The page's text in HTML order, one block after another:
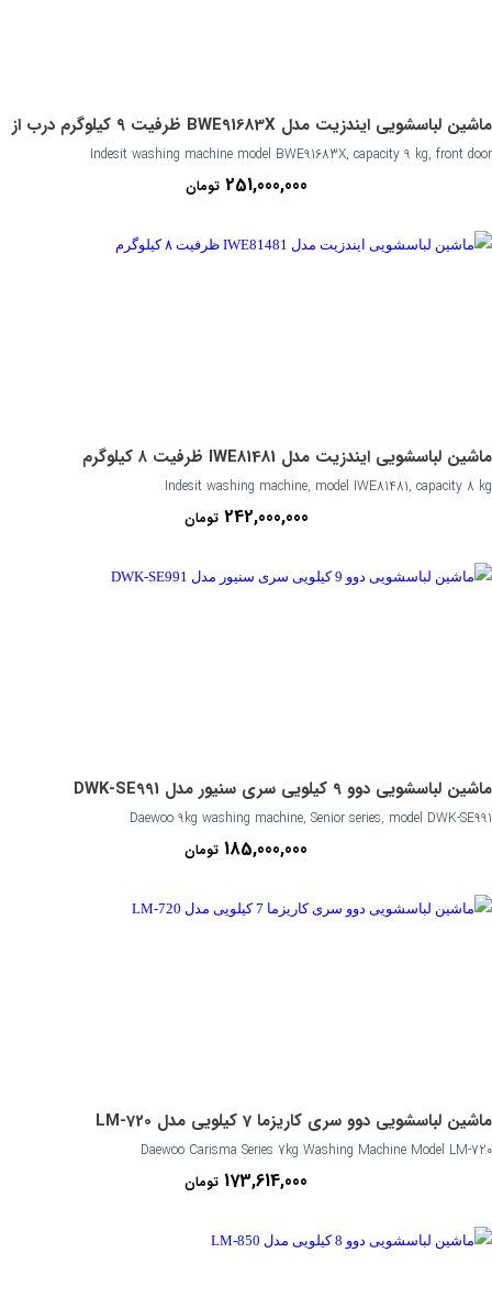
ماشین لباسشویی ایندزیت مدل BWE91683X ظرفیت ۹ کیلوگرم درب از
جلو
Indesit washing machine model BWE91683X, capacity 9 kg, front door
251,000,000 تومان
ماشین لباسشویی ایندزیت مدل IWE81481 ظرفیت ۸ کیلوگرم
Indesit washing machine, model IWE81481, capacity 8 kg
242,000,000 تومان
ماشین لباسشویی دوو 9 کیلویی سری سنیور مدل DWK-SE991
Daewoo 9kg washing machine, Senior series, model DWK-SE991
185,000,000 تومان
ماشین لباسشویی دوو سری کاریزما 7 کیلویی مدل LM-720
Daewoo Carisma Series 7kg Washing Machine Model LM-720
173,614,000 تومان